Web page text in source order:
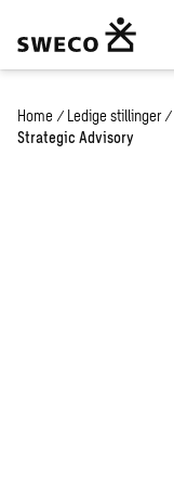
Home / Ledige stillinger /
Strategic Advisory